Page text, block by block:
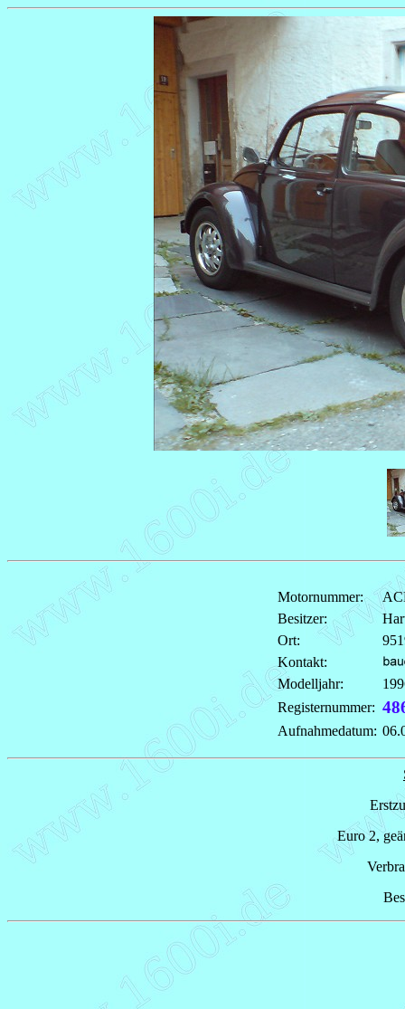
Motornummer:
Besitzer:
Ort:
Kontakt:
Modelljahr:
Registernummer:
Aufnahmedatum:
Euro 2,